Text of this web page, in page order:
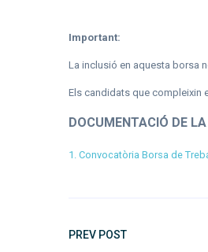
Important:
La inclusió en aquesta borsa
Els candidats que compleixin
DOCUMENTACIÓ DE
1. Convocatòria Borsa de
PREV POST